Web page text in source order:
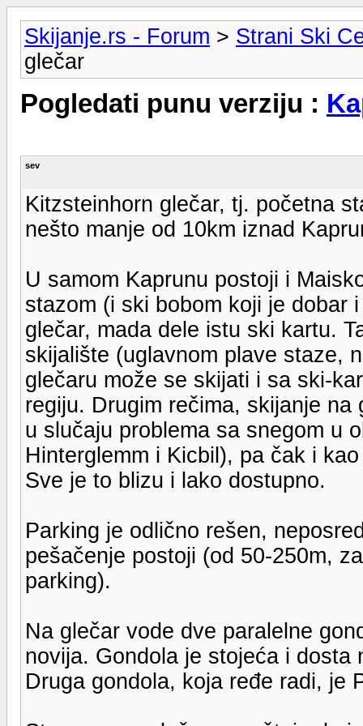
Skijanje.rs - Forum > Strani Ski
glečar
Pogledati punu verziju :
sev
Kitzsteinhorn glečar, tj. početna
nešto manje od 10km iznad
U samom Kaprunu postoji i
stazom (i ski bobom koji je dobar
glečar, mada dele istu ski kartu.
skijalište (uglavnom plave staze,
glečaru može se skijati i sa ski-
regiju. Drugim rečima, skijanje
u slučaju problema sa snegom u
Hinterglemm i Kicbil), pa čak i
Sve je to blizu i lako dostupno.
Parking je odlično rešen,
pešačenje postoji (od 50-250m,
parking).
Na glečar vode dve paralelne
novija. Gondola je stojeća i
Druga gondola, koja ređe radi, je